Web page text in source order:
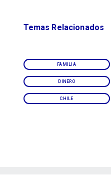
FAMILIA
DINERO
CHILE
Temas Relacionados